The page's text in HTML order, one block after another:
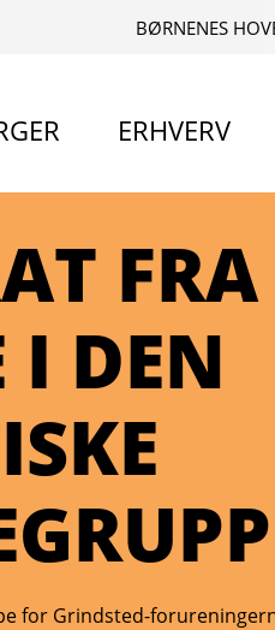
BØRNENES
ERHVERV
DEN
for Grindsted-